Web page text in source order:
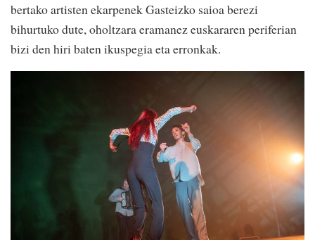
bertako artisten ekarpenek Gasteizko saioa berezi
bihurtuko dute, oholtzara eramanez euskararen periferian
bizi den hiri baten ikuspegia eta erronkak.